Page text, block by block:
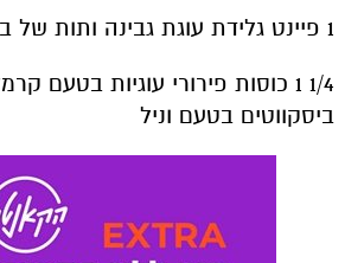
1 פיינט גלידת עוגת גבינה ותות של בן & ג'ריס
1/4 1 כוסות פירורי עוגיות בטעם
ביסקווטים בטעם וניל